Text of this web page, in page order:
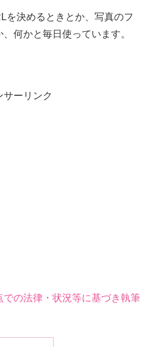
を決めるときとか、写真のフ
何かと毎日使っています。
サーリンク
の法律・状況等に基づき執筆